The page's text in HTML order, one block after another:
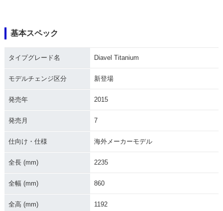
基本スペック
タイプグレード名 Diavel Titanium
モデルチェンジ区分 新登場
発売年 2015
発売月 7
仕向け・仕様 海外メーカーモデル
全長 (mm) 2235
全幅 (mm) 860
全高 (mm) 1192